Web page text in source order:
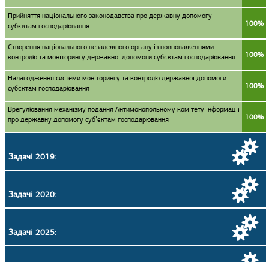
Прийняття національного законодавства про державну допомогу
субєктам господарювання
100%
Створення національного незалежного органу із повноваженнями
контролю та моніторингу державної допомоги субєктам господарювання
100%
Налагодження системи моніторингу та контролю державної допомоги
субєктам господарювання
100%
Врегулювання механізму подання Антимонопольному комітету інформації
про державну допомогу суб’єктам господарювання
100%
Задачі 2019:
Задачі 2020:
Задачі 2025: